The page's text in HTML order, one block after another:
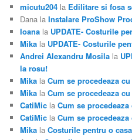
micutu204 la Edilitare si fosa
Dana laInstalare ProShow
Ioana la UPDATE- Costurile
Mika la UPDATE- Costurile
Andrei Alexandru Mosila la
la rosu!
Mika laCum se procedeaza
Mika laCum se procedeaza
CatiMic laCum se
CatiMic laCum se
Mika laCosturile pentru o